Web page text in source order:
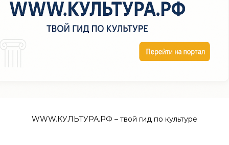
WWW.КУЛЬТУРА.РФ – твой гид по культуре